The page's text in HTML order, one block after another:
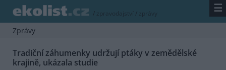
/ zpravodajství / zprávy ☰
Zprávy
Tradiční záhumenky udržují ptáky v zemědělské
krajině, ukázala studie